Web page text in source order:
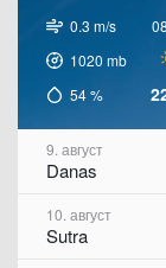
0.3 m/s
1020 mb
54%
9. август
Danas
10. август
Sutra